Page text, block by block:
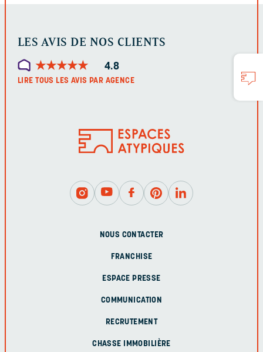
LES AVIS DE NOS CLIENTS
★★★★★
★★★★★ 4.8
LIRE TOUS LES AVIS PAR AGENCE
NOUS CONTACTER
FRANCHISE
ESPACE PRESSE
COMMUNICATION
RECRUTEMENT
CHASSE IMMOBILIÈRE